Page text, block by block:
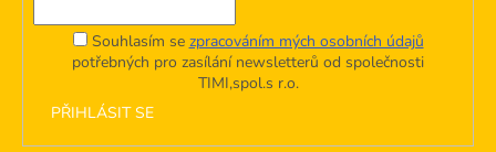
Souhlasím se zpracováním mých osobních údajů
potřebných pro zasílání newsletterů od společnosti
TIMI,spol.s r.o.
PŘIHLÁSIT SE